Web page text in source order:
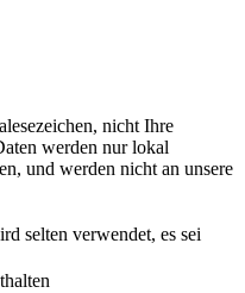
nicht Ihre
werden nur lokal
und werden nicht an unsere
selten verwendet, es sei